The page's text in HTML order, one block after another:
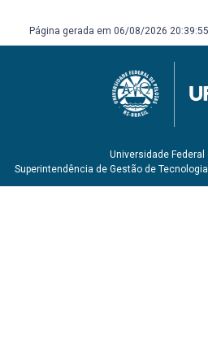
Página gerada em 06/08/2026
Universidade Federal
Superintendência de Gestão de